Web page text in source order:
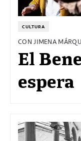
CULTURA
CON JIMENA
El
espera